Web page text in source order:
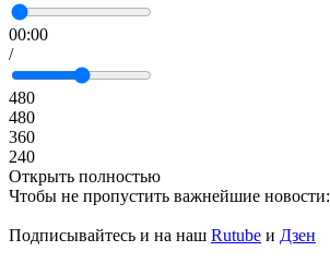
00:00
/
480
480
360
240
Открыть полностью
Чтобы не пропустить важнейшие новости:
Подписывайтесь и на наш Rutube и Дзен